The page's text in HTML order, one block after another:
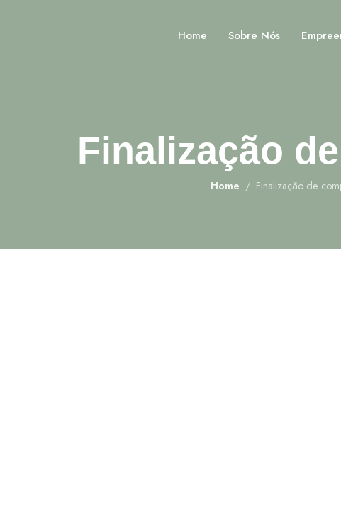
Home Sobre Nós
Finalização
Home Finalização de